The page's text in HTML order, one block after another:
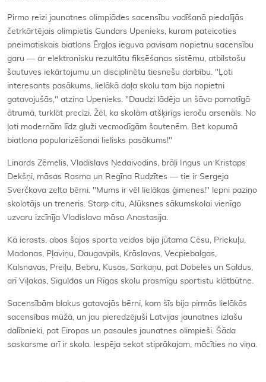
Pirmo reizi jaunatnes olimpiādes sacensību vadīšanā piedalījās
četrkārtējais olimpietis Gundars Upenieks, kuram pateicoties
pneimatiskais biatlons Ērgļos ieguva pavisam nopietnu sacensību
garu — ar elektronisku rezultātu fiksēšanas sistēmu, atbilstošu
šautuves iekārtojumu un disciplinētu tiesnešu darbību. "Ļoti
interesants pasākums, lielākā daļa skolu tam bija nopietni
gatavojušās," atzina Upenieks. "Daudzi lādēja un šāva pamatīgā
ātrumā, turklāt precīzi. Žēl, ka skolām atšķirīgs ieroču arsenāls. No
ļoti modernām līdz gluži vecmodīgām šautenēm. Bet kopumā
biatlona popularizēšanai lielisks pasākums!"
Linards Zēmelis, Vladislavs Ņedaivodins, brāļi Ingus un Kristaps
Dekšņi, māsas Rasma un Regīna Rudzītes — tie ir Sergeja
Sverčkova zelta bērni. "Mums ir vēl lielākas ģimenes!" lepni paziņo
skolotājs un treneris. Starp citu, Alūksnes sākumskolai vienīgo
uzvaru izcīnīja Vladislava māsa Anastasija.
Kā ierasts, abos šajos sporta veidos bija jūtama Cēsu, Priekuļu,
Madonas, Pļaviņu, Daugavpils, Krāslavas, Vecpiebalgas,
Kalsnavas, Preiļu, Bebru, Kusas, Sarkaņu, pat Dobeles un Saldus,
arī Viļakas, Siguldas un Rīgas skolu prasmīgu sportistu klātbūtne.
Sacensībām blakus gatavojās bērni, kam šīs bija pirmās lielākās
sacensības mūžā, un jau pieredzējuši Latvijas jaunatnes izlašu
dalībnieki, pat Eiropas un pasaules jaunatnes olimpieši. Šāda
saskarsme arī ir skola. Iespēja sekot stiprākajam, mācīties no viņa.